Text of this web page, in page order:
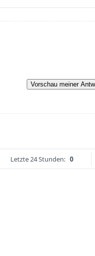
Vorschau meiner
Letzte 24 Stunden: 0